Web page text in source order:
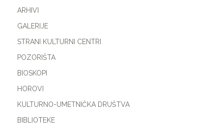
ARHIVI
GALERIJE
STRANI KULTURNI CENTRI
POZORIŠTA
BIOSKOPI
HOROVI
KULTURNO-UMETNIČKA DRUŠTVA
BIBLIOTEKE